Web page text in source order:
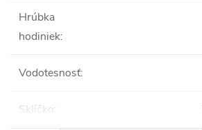
Hrúbka
hodiniek:
Vodotesnosť:
Sklíčko: